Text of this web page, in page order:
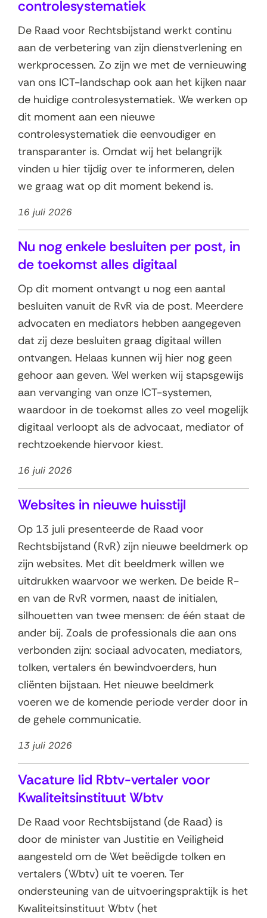
t
e
n
controlesystematiek
De Raad voor Rechtsbijstand werkt continu
aan de verbetering van zijn dienstverlening en
werkprocessen. Zo zijn we met de vernieuwing
van ons ICT-landschap ook aan het kijken naar
de huidige controlesystematiek. We werken op
dit moment aan een nieuwe
controlesystematiek die eenvoudiger en
transparanter is. Omdat wij het belangrijk
vinden u hier tijdig over te informeren, delen
we graag wat op dit moment bekend is.
16 juli 2026
Nu nog enkele besluiten per post, in
de toekomst alles digitaal
Op dit moment ontvangt u nog een aantal
besluiten vanuit de RvR via de post. Meerdere
advocaten en mediators hebben aangegeven
dat zij deze besluiten graag digitaal willen
ontvangen. Helaas kunnen wij hier nog geen
gehoor aan geven. Wel werken wij stapsgewijs
aan vervanging van onze ICT-systemen,
waardoor in de toekomst alles zo veel mogelijk
digitaal verloopt als de advocaat, mediator of
rechtzoekende hiervoor kiest.
16 juli 2026
Websites in nieuwe huisstijl
Op 13 juli presenteerde de Raad voor
Rechtsbijstand (RvR) zijn nieuwe beeldmerk op
zijn websites. Met dit beeldmerk willen we
uitdrukken waarvoor we werken. De beide R-
en van de RvR vormen, naast de initialen,
silhouetten van twee mensen: de één staat de
ander bij. Zoals de professionals die aan ons
verbonden zijn: sociaal advocaten, mediators,
tolken, vertalers én bewindvoerders, hun
cliënten bijstaan. Het nieuwe beeldmerk
voeren we de komende periode verder door in
de gehele communicatie.
13 juli 2026
Vacature lid Rbtv-vertaler voor
Kwaliteitsinstituut Wbtv
De Raad voor Rechtsbijstand (de Raad) is
door de minister van Justitie en Veiligheid
aangesteld om de Wet beëdigde tolken en
vertalers (Wbtv) uit te voeren. Ter
ondersteuning van de uitvoeringspraktijk is het
Kwaliteitsinstituut Wbtv (het